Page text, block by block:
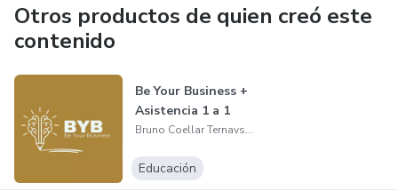
Otros productos de quien creó este
contenido
Be Your Business +
Asistencia 1 a 1
Bruno Coellar Ternavskaya
Educación